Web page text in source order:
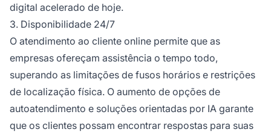
digital acelerado de hoje.
3. Disponibilidade 24/7
O atendimento ao cliente online permite que as
empresas ofereçam assistência o tempo todo,
superando as limitações de fusos horários e restrições
de localização física. O aumento de opções de
autoatendimento e soluções orientadas por IA garante
que os clientes possam encontrar respostas para suas